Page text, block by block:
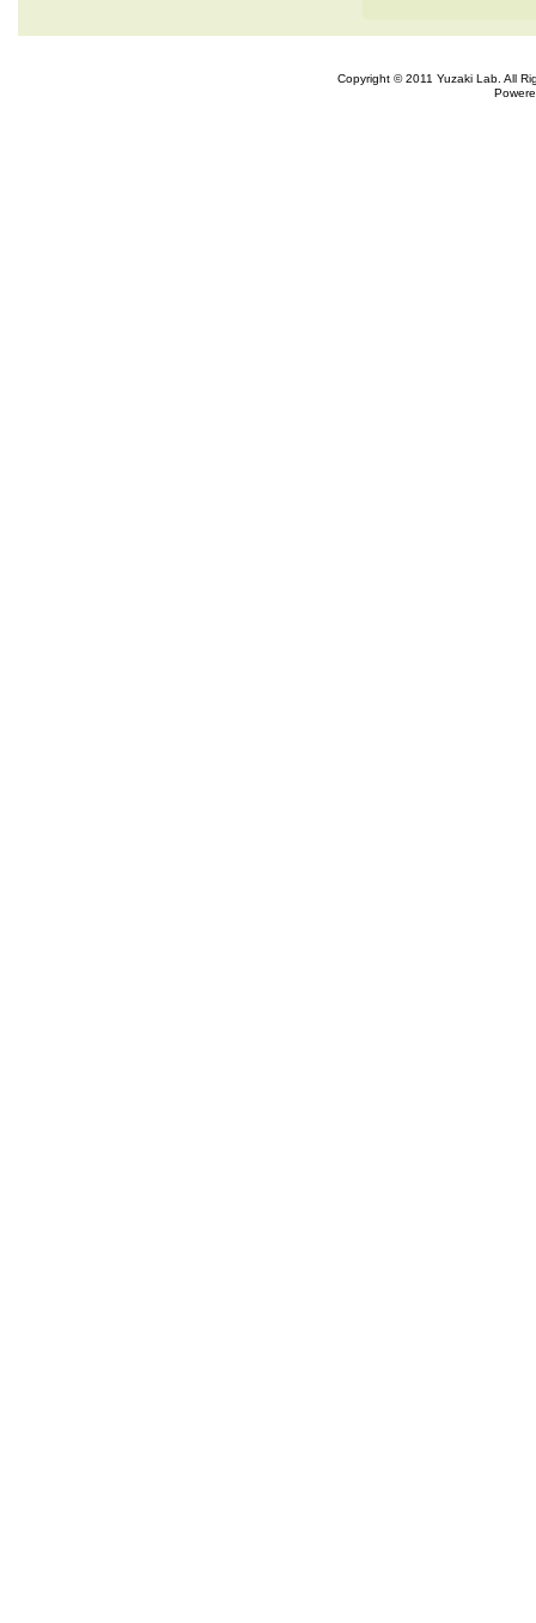
Copyright © 2011 Yuzaki Lab. All